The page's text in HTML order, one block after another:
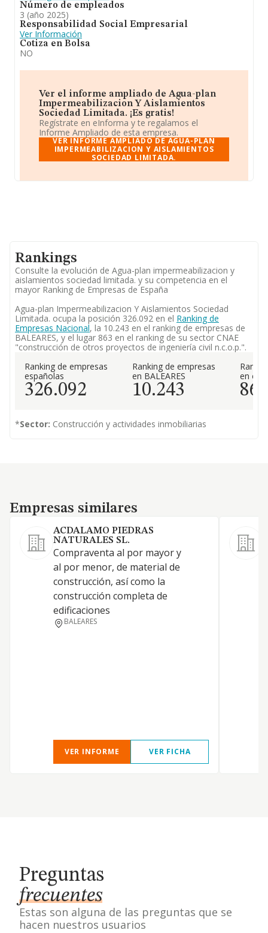
Número de empleados
3 (año 2025)
Responsabilidad Social Empresarial
Ver Información
Cotiza en Bolsa
NO
Ver el informe ampliado de Agua-plan
Impermeabilizacion Y Aislamientos
Sociedad Limitada. ¡Es gratis!
Regístrate en eInforma y te regalamos el
Informe Ampliado de esta empresa.
VER INFORME AMPLIADO DE AGUA-PLAN
IMPERMEABILIZACION Y AISLAMIENTOS
SOCIEDAD LIMITADA.
Rankings
Consulte la evolución de Agua-plan impermeabilizacion y
aislamientos sociedad limitada. y su competencia en el
mayor Ranking de Empresas de España
Agua-plan Impermeabilizacion Y Aislamientos Sociedad
Limitada. ocupa la posición 326.092 en el Ranking de
Empresas Nacional, la 10.243 en el ranking de empresas de
BALEARES, y el lugar 863 en el ranking de su sector CNAE
"construcción de otros proyectos de ingeniería civil n.c.o.p.".
Ranking de empresas
españolas
326.092
Ranking de empresas
en BALEARES
10.243
en el
863
*Sector: Construcción y actividades inmobiliarias
Empresas similares
Empresas similares
ACDALAMO PIEDRAS
NATURALES SL.
Compraventa al por mayor y
al por menor, de material de
construcción, así como la
construcción completa de
edificaciones
BALEARES
VER INFORME VER FICHA
Preguntas
frecuentes
Estas son alguna de las preguntas que se
hacen nuestros usuarios